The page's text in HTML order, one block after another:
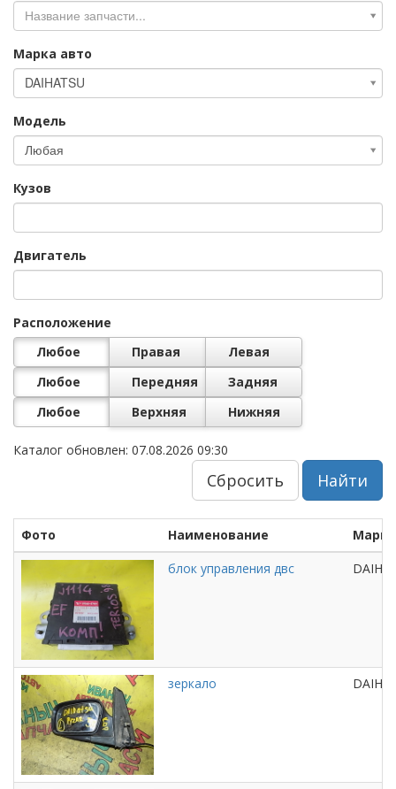
Название запчасти...
Наименование
Марка авто
DAIHATSU
Марка
авто
Модель
Любая
Модель
Кузов
Двигатель
Расположение
Любое
Правая
Левая
Любое
Передняя
Задняя
Любое
Верхняя Нижняя
Каталог обновлен: 07.08.2026 09:30
Сбросить Найти
Фото Наименование
блок управления двс
зеркало